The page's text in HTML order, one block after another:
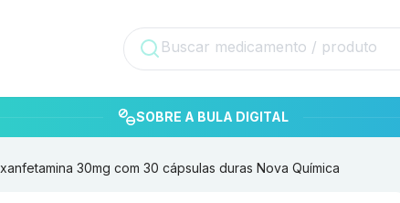
SOBRE A BULA DIGITAL
30mg com 30 cápsulas duras Nova Química